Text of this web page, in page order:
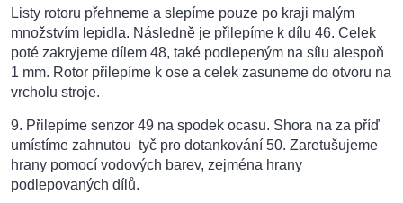
Listy rotoru přehneme a slepíme pouze po kraji malým
množstvím lepidla. Následně je přilepíme k dílu 46. Celek
poté zakryjeme dílem 48, také podlepeným na sílu alespoň
1 mm. Rotor přilepíme k ose a celek zasuneme do otvoru na
vrcholu stroje.
9. Přilepíme senzor 49 na spodek ocasu. Shora na za příď
umístíme zahnutou tyč pro dotankování 50. Zaretušujeme
hrany pomocí vodových barev, zejména hrany
podlepovaných dílů.